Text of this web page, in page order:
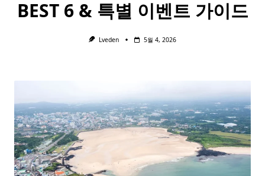
BEST 6 & 특별 이벤트 가이드
Lveden 5월 4, 2026